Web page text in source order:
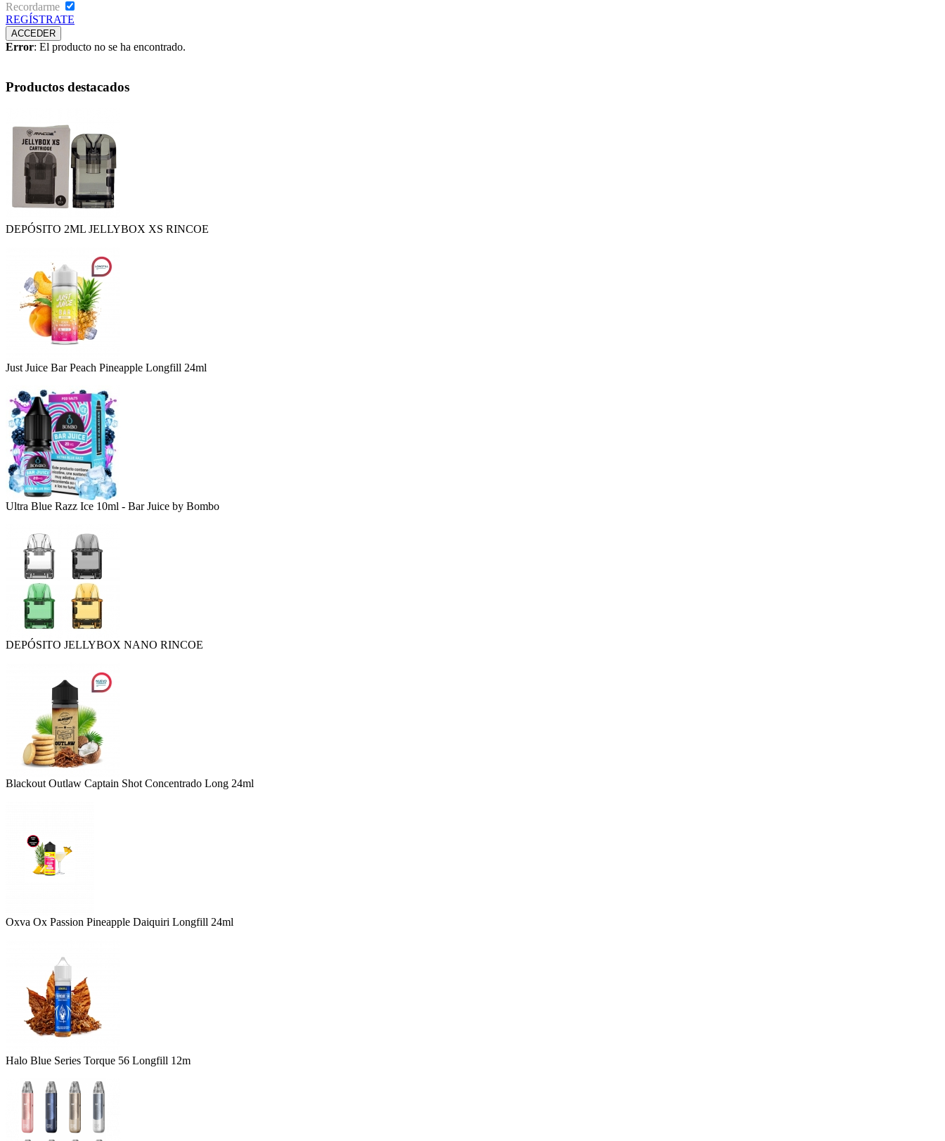
Recordarme
REGÍSTRATE
Error: El producto no se ha encontrado.
Productos destacados
DEPÓSITO 2ML JELLYBOX XS RINCOE
Just Juice Bar Peach Pineapple Longfill 24ml
Ultra Blue Razz Ice 10ml - Bar Juice by Bombo
DEPÓSITO JELLYBOX NANO RINCOE
Blackout Outlaw Captain Shot Concentrado Long 24ml
Oxva Ox Passion Pineapple Daiquiri Longfill 24ml
Halo Blue Series Torque 56 Longfill 12m